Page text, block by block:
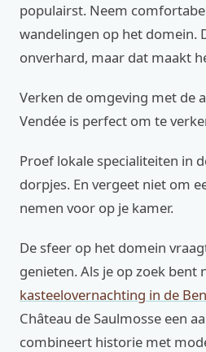
populairst. Neem
wandelingen op het domein.
onverhard, maar dat maakt
Verken de omgeving met de
Vendée is perfect om te
Proef lokale specialiteiten in
dorpjes. En vergeet niet om
nemen voor op je kamer.
De sfeer op het domein
genieten. Als je op zoek bent
kasteelovernachting in de
Château de Saulmosse een
combineert historie met